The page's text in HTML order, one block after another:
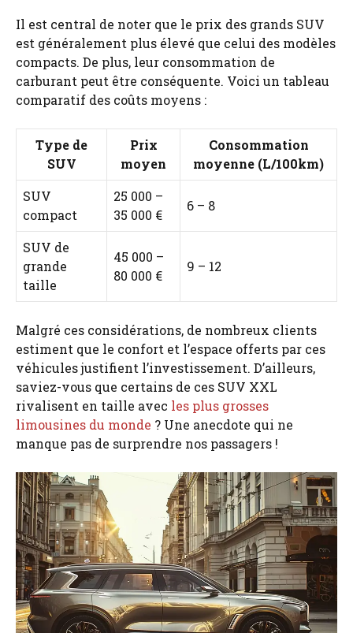
Il est central de noter que le prix des grands SUV
est généralement plus élevé que celui des modèles
compacts. De plus, leur consommation de
carburant peut être conséquente. Voici un tableau
comparatif des coûts moyens :
Type de
SUV
Prix
moyen
Consommation
moyenne (L/100km)
SUV
compact
25 000 –
35 000 €
6 – 8
SUV de
grande
taille
45 000 –
80 000 €
9 – 12
Malgré ces considérations, de nombreux clients
estiment que le confort et l’espace offerts par ces
véhicules justifient l’investissement. D’ailleurs,
saviez-vous que certains de ces SUV XXL
rivalisent en taille avec les plus grosses
limousines du monde ? Une anecdote qui ne
manque pas de surprendre nos passagers !